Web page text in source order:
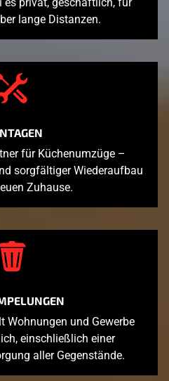
lange Distanzen.
für Küchenumzüge –
sorgfältiger Wiederaufbau
Zuhause.
Wohnungen und Gewerbe
einschließlich einer
aller Gegenstände.